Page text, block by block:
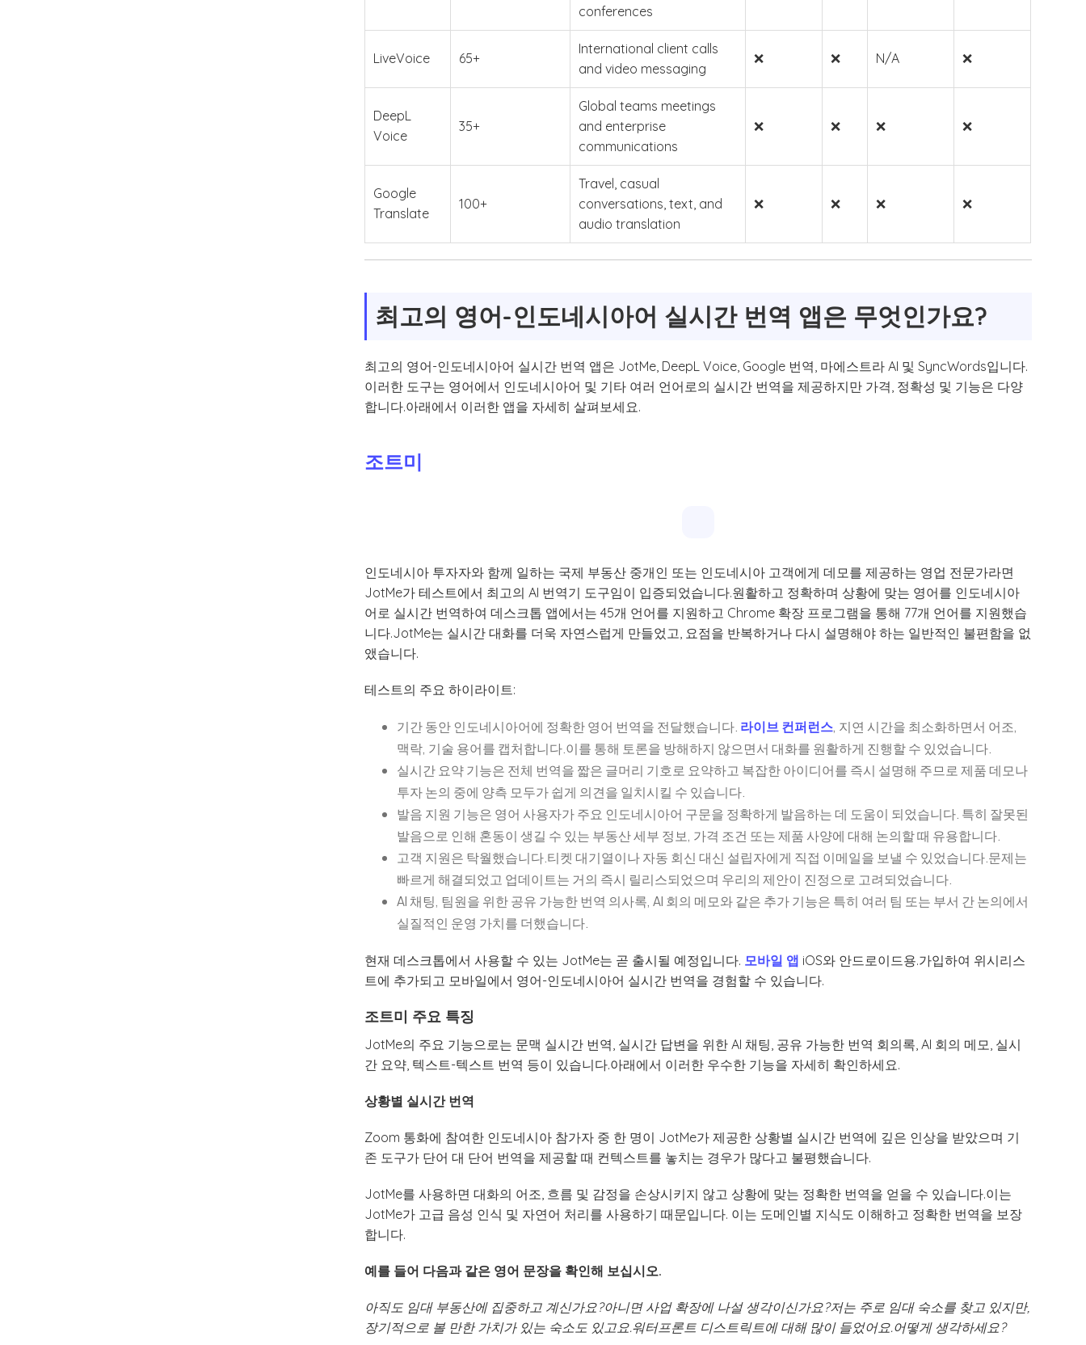
conferences
LiveVoice 65+
International client calls
and video messaging
❌ ❌ N/A ❌
DeepL
Voice
35+
Global teams meetings
and enterprise
communications
❌ ❌ ❌ ❌
Google
Translate
100+
Travel, casual
conversations, text, and
audio translation
❌ ❌ ❌ ❌
최고의 영어-인도네시아어 실시간 번역 앱은 무엇인가요?
최고의 영어-인도네시아어 실시간 번역 앱은 JotMe, DeepL Voice, Google 번역, 마에스트라 AI 및 SyncWords입니다.
이러한 도구는 영어에서 인도네시아어 및 기타 여러 언어로의 실시간 번역을 제공하지만 가격, 정확성 및 기능은 다양
합니다.아래에서 이러한 앱을 자세히 살펴보세요.
조트미
인도네시아 투자자와 함께 일하는 국제 부동산 중개인 또는 인도네시아 고객에게 데모를 제공하는 영업 전문가라면
JotMe가 테스트에서 최고의 AI 번역기 도구임이 입증되었습니다.원활하고 정확하며 상황에 맞는 영어를 인도네시아
어로 실시간 번역하여 데스크톱 앱에서는 45개 언어를 지원하고 Chrome 확장 프로그램을 통해 77개 언어를 지원했습
니다.JotMe는 실시간 대화를 더욱 자연스럽게 만들었고, 요점을 반복하거나 다시 설명해야 하는 일반적인 불편함을 없
앴습니다.
테스트의 주요 하이라이트:
기간 동안 인도네시아어에 정확한 영어 번역을 전달했습니다. 라이브 컨퍼런스, 지연 시간을 최소화하면서 어조,
맥락, 기술 용어를 캡처합니다.이를 통해 토론을 방해하지 않으면서 대화를 원활하게 진행할 수 있었습니다.
실시간 요약 기능은 전체 번역을 짧은 글머리 기호로 요약하고 복잡한 아이디어를 즉시 설명해 주므로 제품 데모나
투자 논의 중에 양측 모두가 쉽게 의견을 일치시킬 수 있습니다.
발음 지원 기능은 영어 사용자가 주요 인도네시아어 구문을 정확하게 발음하는 데 도움이 되었습니다. 특히 잘못된
발음으로 인해 혼동이 생길 수 있는 부동산 세부 정보, 가격 조건 또는 제품 사양에 대해 논의할 때 유용합니다.
고객 지원은 탁월했습니다.티켓 대기열이나 자동 회신 대신 설립자에게 직접 이메일을 보낼 수 있었습니다.문제는
빠르게 해결되었고 업데이트는 거의 즉시 릴리스되었으며 우리의 제안이 진정으로 고려되었습니다.
AI 채팅, 팀원을 위한 공유 가능한 번역 의사록, AI 회의 메모와 같은 추가 기능은 특히 여러 팀 또는 부서 간 논의에서
실질적인 운영 가치를 더했습니다.
현재 데스크톱에서 사용할 수 있는 JotMe는 곧 출시될 예정입니다. 모바일 앱 iOS와 안드로이드용.가입하여 위시리스
트에 추가되고 모바일에서 영어-인도네시아어 실시간 번역을 경험할 수 있습니다.
조트미 주요 특징
JotMe의 주요 기능으로는 문맥 실시간 번역, 실시간 답변을 위한 AI 채팅, 공유 가능한 번역 회의록, AI 회의 메모, 실시
간 요약, 텍스트-텍스트 번역 등이 있습니다.아래에서 이러한 우수한 기능을 자세히 확인하세요.
상황별 실시간 번역
Zoom 통화에 참여한 인도네시아 참가자 중 한 명이 JotMe가 제공한 상황별 실시간 번역에 깊은 인상을 받았으며 기
존 도구가 단어 대 단어 번역을 제공할 때 컨텍스트를 놓치는 경우가 많다고 불평했습니다.
JotMe를 사용하면 대화의 어조, 흐름 및 감정을 손상시키지 않고 상황에 맞는 정확한 번역을 얻을 수 있습니다.이는
JotMe가 고급 음성 인식 및 자연어 처리를 사용하기 때문입니다. 이는 도메인별 지식도 이해하고 정확한 번역을 보장
합니다.
예를 들어 다음과 같은 영어 문장을 확인해 보십시오.
아직도 임대 부동산에 집중하고 계신가요?아니면 사업 확장에 나설 생각이신가요?저는 주로 임대 숙소를 찾고 있지만,
장기적으로 볼 만한 가치가 있는 숙소도 있고요.워터프론트 디스트릭트에 대해 많이 들었어요.어떻게 생각하세요?